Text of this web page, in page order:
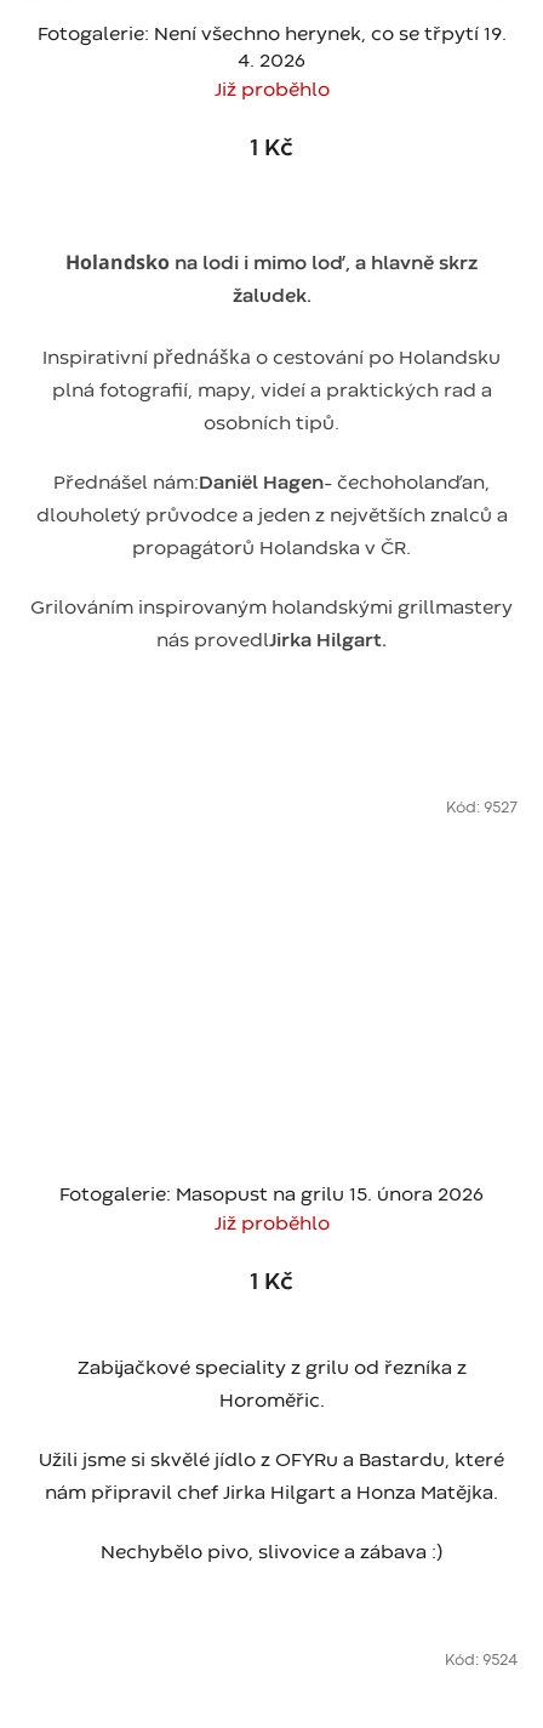
Fotogalerie: Není všechno herynek, co se třpytí 19.
4. 2026
Již proběhlo
1 Kč
Holandsko na lodi i mimo loď, a hlavně skrz
žaludek.
Inspirativní přednáška o cestování po Holandsku
plná fotografií, mapy, videí a praktických rad a
osobních tipů.
Přednášel nám: Daniël Hagen– čechoholanďan,
dlouholetý průvodce a jeden z největších znalců a
propagátorů Holandska v ČR.
Grilováním inspirovaným holandskými grillmastery
nás provedlJirka Hilgart.
Fotogalerie: Masopust na grilu 15. února 2026
Již proběhlo
1 Kč
Zabijačkové speciality z grilu od řezníka z
Horoměřic.
Užili jsme si skvělé jídlo z OFYRu a Bastardu, které
nám připravil chef Jirka Hilgart a Honza Matějka.
Nechybělo pivo, slivovice a zábava :)
Kód: 9527
Kód: 9524